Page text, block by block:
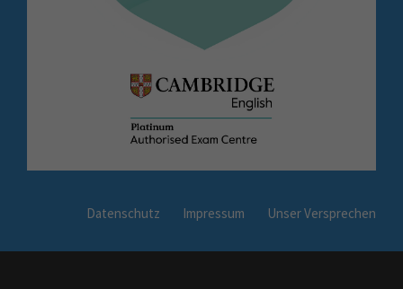
Datenschutz Impressum Unser Versprechen